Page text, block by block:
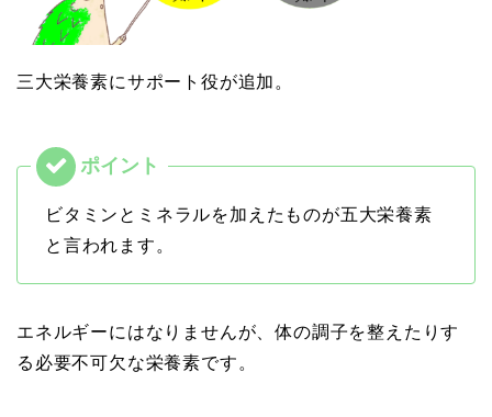
三大栄養素にサポート役が追加。
ビタミンとミネラルを加えたものが五大栄養素
と言われます。
エネルギーにはなりませんが、体の調子を整えたりす
る必要不可欠な栄養素です。